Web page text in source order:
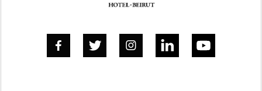
  